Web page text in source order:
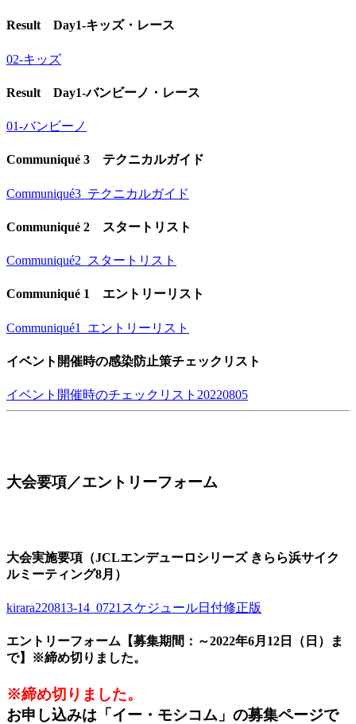
Result Day1-キッズ・レース
02-キッズ
Result Day1-バンビーノ・レース
01-バンビーノ
Communiqué 3 テクニカルガイド
Communiqué3_テクニカルガイド
Communiqué 2 スタートリスト
Communiqué2_スタートリスト
Communiqué 1 エントリーリスト
Communiqué1_エントリーリスト
イベント開催時の感染防止策チェックリスト
イベント開催時のチェックリスト20220805
大会要項／エントリーフォーム
大会実施要項（JCLエンデューロシリーズ きらら浜サイク
ルミーティング8月）
kirara220813-14_0721スケジュール日付修正版
エントリーフォーム【募集期間：～2022年6月12日（日）ま
で】※締め切りました。
※締め切りました。
お申し込みは「イー・モシコム」の募集ページで